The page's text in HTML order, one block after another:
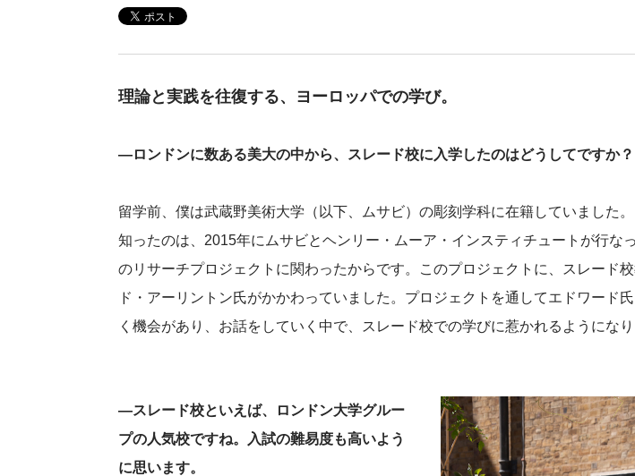
理論と実践を往復する、ヨーロッパでの学び。
―ロンドンに数ある美大の中から、スレード校に入学したのはどうしてですか？
留学前、僕は武蔵野美術大学（以下、ムサビ）の彫刻学科に在籍していました
知ったのは、2015年にムサビとヘンリー・ムーア・インスティチュートが行な
のリサーチプロジェクトに関わったからです。このプロジェクトに、スレード
ド・アーリントン氏がかかわっていました。プロジェクトを通してエドワード
く機会があり、お話をしていく中で、スレード校での学びに惹かれるようになり
―スレード校といえば、ロンドン大学グルー
プの人気校ですね。入試の難易度も高いよう
に思います。